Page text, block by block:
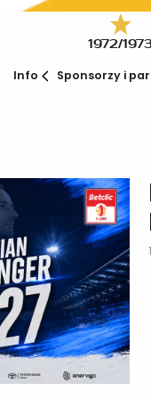
1972/
Info Sponsorzy i